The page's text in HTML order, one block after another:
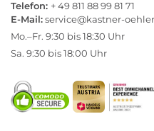
Telefon: + 49 811 88 99 81 71
E-Mail:service@kastner-
Mo.–Fr. 9:30 bis 18:30 Uhr
Sa. 9:30 bis 18:00 Uhr